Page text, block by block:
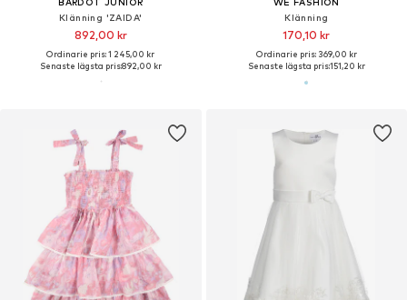
Klänning 'ZAIDA'
892,00 kr
Ordinarie pris: 1 245,00 kr
Senaste lägsta pris:892,00 kr
Klänning
170,10 kr
Ordinarie pris: 369,00 kr
Senaste lägsta pris:151,20 kr